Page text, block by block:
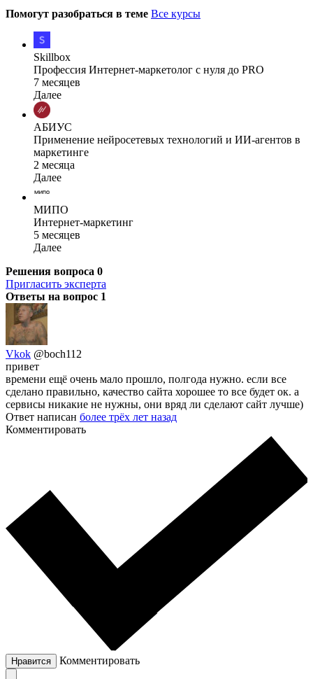
Помогут разобраться в теме Все курсы
Skillbox
Профессия Интернет-маркетолог с нуля до PRO
7 месяцев
Далее
АБИУС
Применение нейросетевых технологий и ИИ-агентов в
маркетинге
2 месяца
Далее
МИПО
Интернет-маркетинг
5 месяцев
Далее
Решения вопроса 0
Пригласить эксперта
Ответы на вопрос 1
Vkok @boch112
привет
времени ещё очень мало прошло, полгода нужно. если все
сделано правильно, качество сайта хорошее то все будет ок. а
сервисы никакие не нужны, они вряд ли сделают сайт лучше)
Ответ написан более трёх лет назад
Комментировать
Нравится Комментировать